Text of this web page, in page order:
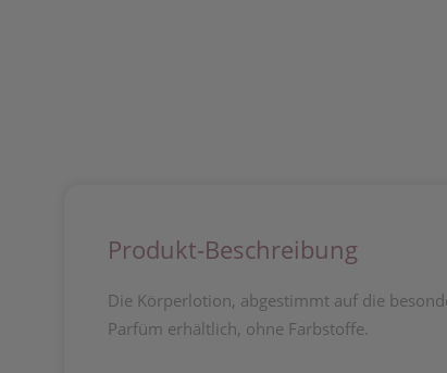
Produkt-Beschreibung
Die Körperlotion, abgestimmt auf die
Parfüm erhältlich, ohne Farbstoffe.